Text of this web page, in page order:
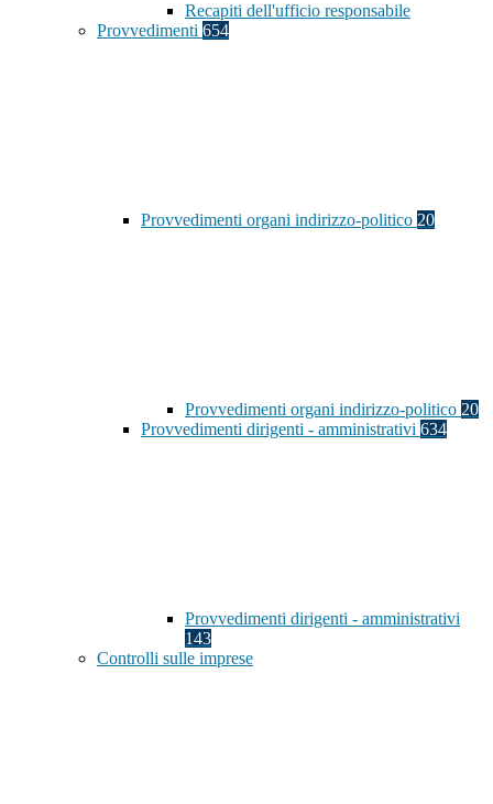
Recapiti dell'ufficio responsabile
Provvedimenti 654
Provvedimenti organi indirizzo-politico 20
Provvedimenti organi indirizzo-politico 20
Provvedimenti dirigenti - amministrativi 634
Provvedimenti dirigenti - amministrativi
143
Controlli sulle imprese